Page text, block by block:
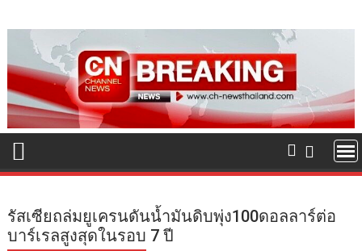
to
content
รัสเซียถล่มยูเครนดันน้ำมันดิบพุ่ง100ดอลลาร์ต่อ
บาร์เรลสูงสุดในรอบ 7 ปี